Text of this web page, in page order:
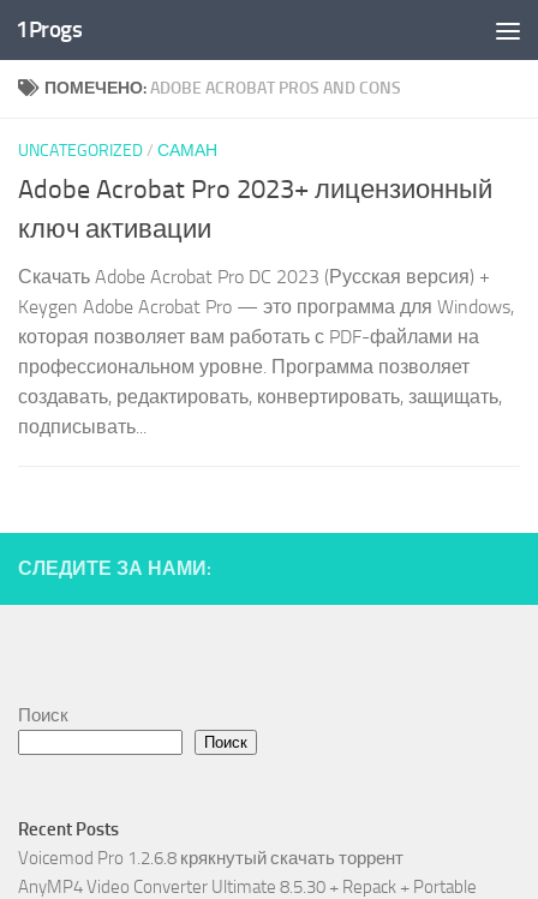
Перейти к содержимому
1Progs
ПОМЕЧЕНО:ADOBE ACROBAT PROS AND CONS
UNCATEGORIZED/ САМАН
Adobe Acrobat Pro 2023+ лицензионный
ключ активации
Скачать Adobe Acrobat Pro DC 2023 (Русская версия) +
Keygen Adobe Acrobat Pro — это программа для Windows,
которая позволяет вам работать с PDF-файлами на
профессиональном уровне. Программа позволяет
создавать, редактировать, конвертировать, защищать,
подписывать...
СЛЕДИТЕ ЗА НАМИ:
Поиск
Поиск
Recent Posts
Voicemod Pro 1.2.6.8 крякнутый скачать торрент
AnyMP4 Video Converter Ultimate 8.5.30 + Repack + Portable